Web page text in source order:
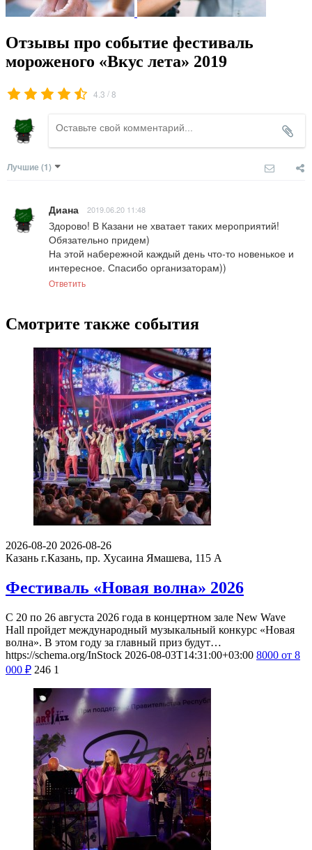
Отзывы про событие фестиваль
мороженого «Вкус лета» 2019
4.3 /8
Лучшие (1)
Диана 2019.06.20 11:48
Здорово! В Казани не хватает таких мероприятий!
Обязательно придем)
На этой набережной каждый день что-то новенькое и
интересное. Спасибо организаторам))
Ответить
Смотрите также события
2026-08-20 2026-08-26
Казань г.Казань, пр. Хусаина Ямашева, 115 A
Фестиваль «Новая волна» 2026
С 20 по 26 августа 2026 года в концертном зале New Wave
Hall пройдет международный музыкальный конкурс «Новая
волна». В этом году за главный приз будут…
https://schema.org/InStock 2026-08-03T14:31:00+03:00 8000 от 8
000 ₽ 246 1